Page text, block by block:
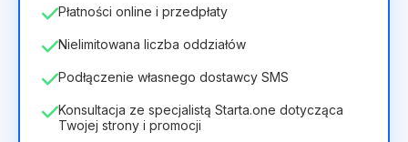
Płatności online i przedpłaty
Nielimitowana liczba oddziałów
Podłączenie własnego dostawcy SMS
Konsultacja ze specjalistą Starta.one dotycząca
Twojej strony i promocji